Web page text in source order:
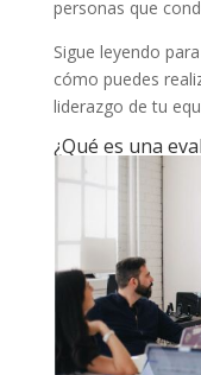
personas que
Sigue leyendo
cómo puedes
liderazgo de tu
¿Qué es una